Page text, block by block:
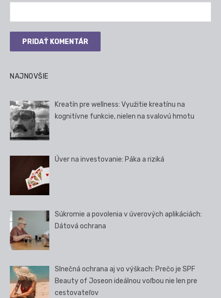
NAJNOVŠIE
Kreatín pre wellness: Využitie kreatínu na
kognitívne funkcie, nielen na svalovú hmotu
Úver na investovanie: Páka a riziká
Súkromie a povolenia v úverových aplikáciách:
Dátová ochrana
Slnečná ochrana aj vo výškach: Prečo je SPF
Beauty of Joseon ideálnou voľbou nie len pre
cestovateľov